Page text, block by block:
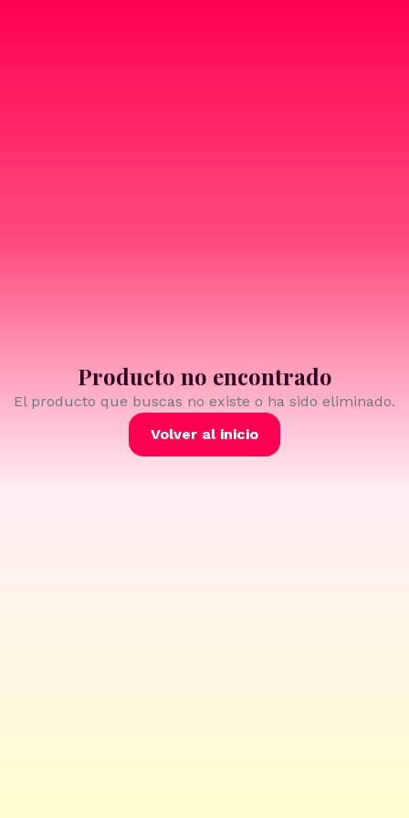
Producto no encontrado
El producto que buscas no existe o ha sido eliminado.
Volver al inicio